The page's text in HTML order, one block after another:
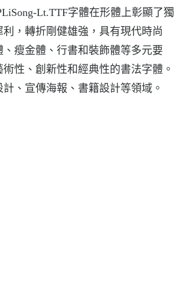
Lt.TTF字體在形體上彰顯了獨
，轉折剛健雄強，具有現代時尚
瘦金體、行書和裝飾體等多元要
性、創新性和經典性的書法字體。
、宣傳海報、書籍設計等領域。